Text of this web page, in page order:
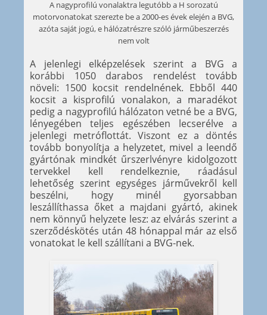
A nagyprofilú vonalaktra legutóbb a H sorozatú
motorvonatokat szerezte be a 2000-es évek elején a BVG,
azóta saját jogú, e hálózatrészre szóló járműbeszerzés
nem volt
A jelenlegi elképzelések szerint a BVG a
korábbi 1050 darabos rendelést tovább
növeli: 1500 kocsit rendelnének. Ebből 440
kocsit a kisprofilú vonalakon, a maradékot
pedig a nagyprofilú hálózaton vetné be a BVG,
lényegében teljes egészében lecserélve a
jelenlegi metróflottát. Viszont ez a döntés
tovább bonyolítja a helyzetet, mivel a leendő
gyártónak mindkét űrszerlvényre kidolgozott
tervekkel kell rendelkeznie, ráadásul
lehetőség szerint egységes járművekről kell
beszélni, hogy minél gyorsabban
leszállíthassa őket a majdani gyártó, akinek
nem könnyű helyzete lesz: az elvárás szerint a
szerződéskötés után 48 hónappal már az első
vonatokat le kell szállítani a BVG-nek.